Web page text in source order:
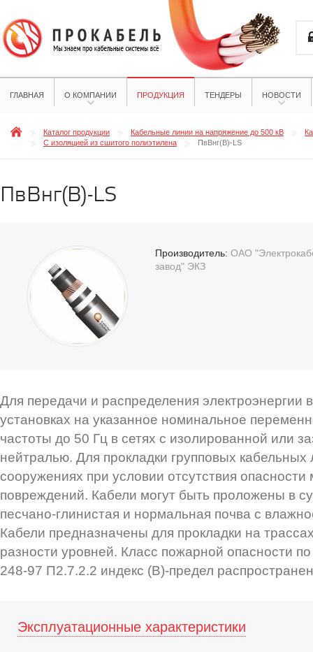
ГЛАВНАЯ О КОМПАНИИ ПРОДУКЦИЯ ТЕНДЕРЫ НОВОСТИ
Каталог продукции Кабельные линии на напряжение до 500 кВ
С изоляцией из сшитого полиэтилена
ПвВнг(В)-LS
ПвВнг(В)-LS
Производитель: ОАО
завод" ЭКЗ
Для передачи и распределения электроэнергии
установках на указанное номинальное
частоты до 50 Гц в сетях с изолированной или
нейтралью. Для прокладки групповых кабельных
сооружениях при условии отсутствия опасности
повреждений. Кабели могут быть проложены в
песчано-глинистая и нормальная почва с
Кабели предназначены для прокладки на
разности уровней. Класс пожарной опасности
248-97 П2.7.2.2 индекс (В)-предел
Эксплуатационные характеристики